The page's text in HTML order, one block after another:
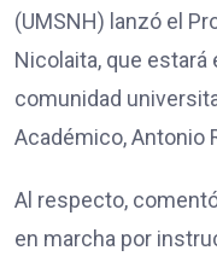
(UMSNH) lanzó el
Nicolaita, que estará
comunidad
Académico, Antonio
Al respecto,
en marcha por